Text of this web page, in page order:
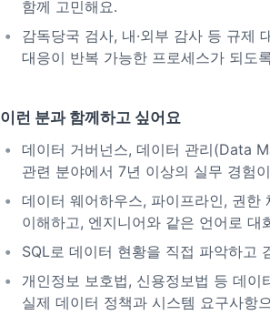
함께 고민해요.
감독당국 검사, 내·외부 감사 등 규제
대응이 반복 가능한 프로세스가 되도
이런 분과 함께하고 싶어요
데이터 거버넌스, 데이터 관리(Data
관련 분야에서 7년 이상의 실무 경험
데이터 웨어하우스, 파이프라인, 권
이해하고, 엔지니어와 같은 언어로
SQL로 데이터 현황을 직접 파악하고
개인정보 보호법, 신용정보법 등 데
실제 데이터 정책과 시스템 요구사항